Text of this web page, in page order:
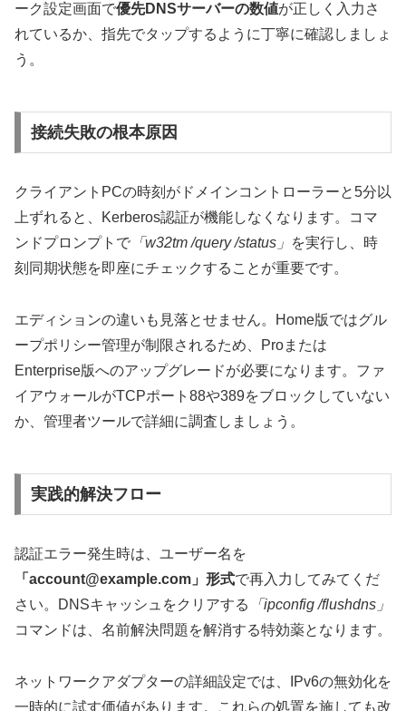
ーク設定画面で優先DNSサーバーの数値が正しく入力さ
れているか、指先でタップするように丁寧に確認しましょ
う。
接続失敗の根本原因
クライアントPCの時刻がドメインコントローラーと5分以
上ずれると、Kerberos認証が機能しなくなります。コマ
ンドプロンプトで 「w32tm /query /status」 を実行し、時
刻同期状態を即座にチェックすることが重要です。
エディションの違いも見落とせません。Home版ではグル
ープポリシー管理が制限されるため、Proまたは
Enterprise版へのアップグレードが必要になります。ファ
イアウォールがTCPポート88や389をブロックしていない
か、管理者ツールで詳細に調査しましょう。
実践的解決フロー
認証エラー発生時は、ユーザー名を
「account@example.com」形式で再入力してみてくだ
さい。DNSキャッシュをクリアする
「ipconfig /flushdns」
コマンドは、名前解決問題を解消する特効薬となります。
ネットワークアダプターの詳細設定では、IPv6の無効化を
一時的に試す価値があります。これらの処置を施しても改